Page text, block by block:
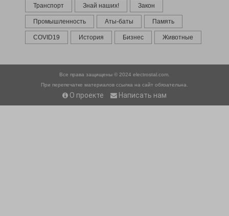
Транспорт Знай наших! Закон
Промышленность Аты-баты Память
COVID19 История Бизнес Животные
Все права защищены © 2024 electrostal.com.
При перепечатке материалов ссылка на сайт обязательна.
О проекте Написать нам